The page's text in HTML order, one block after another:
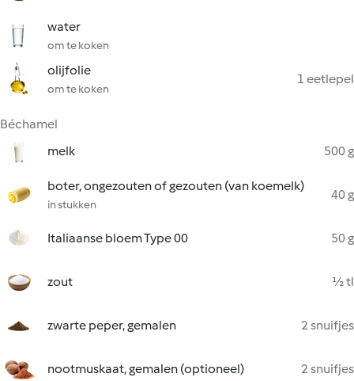
water
om te koken
olijfolie
om te koken
1 eetlepel
Béchamel
melk
500 g
boter, ongezouten of gezouten (van koemelk)
in stukken
40 g
Italiaanse bloem Type 00 50 g
zout ½ tl
zwarte peper, gemalen 2 snuifjes
nootmuskaat, gemalen (optioneel) 2 snuifjes